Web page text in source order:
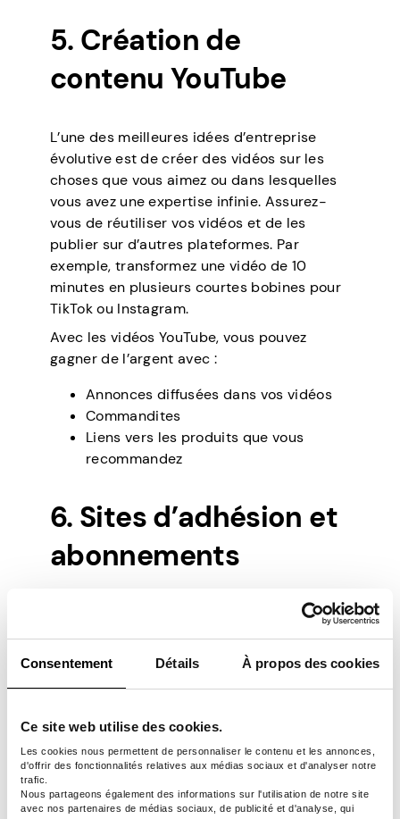
Consentement Détails À propos des cookies
Ce site web utilise des cookies.
Les cookies nous permettent de personnaliser le contenu et les annonces,
d'offrir des fonctionnalités relatives aux médias sociaux et d'analyser notre
trafic.
Nous partageons également des informations sur l'utilisation de notre site
avec nos partenaires de médias sociaux, de publicité et d'analyse, qui
5. Création de
contenu YouTube
L’une des meilleures idées d’entreprise
évolutive est de créer des vidéos sur les
choses que vous aimez ou dans lesquelles
vous avez une expertise infinie. Assurez-
vous de réutiliser vos vidéos et de les
publier sur d’autres plateformes. Par
exemple, transformez une vidéo de 10
minutes en plusieurs courtes bobines pour
TikTok ou Instagram.
Avec les vidéos YouTube, vous pouvez
gagner de l’argent avec :
Annonces diffusées dans vos vidéos
Commandites
Liens vers les produits que vous
recommandez
6. Sites d’adhésion et
abonnements
Une entreprise évolutive se développe
lorsque les gens vous paient chaque mois.
Pensez à Netflix, par exemple. Ils gagnent
Et ils demandent plus d’argent si vous
voulez regarder en meilleure qualité ou
ajouter plus d’utilisateurs.
Comment le faire fonctionner :